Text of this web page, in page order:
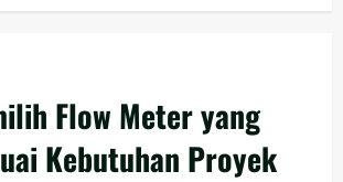
Flow Meter yang
Kebutuhan Proyek